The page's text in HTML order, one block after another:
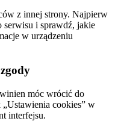
z innej strony. Najpierw
serwisu i sprawdź, jakie
w urządzeniu
móc wrócić do
„Ustawienia cookies” w
interfejsu.